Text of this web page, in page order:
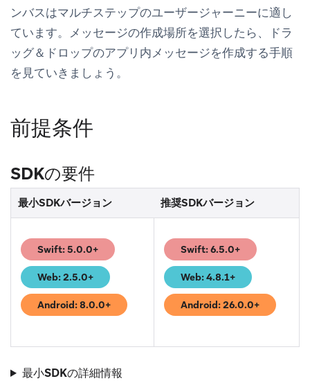
ンバスはマルチステップのユーザージャーニーに適し
ています。メッセージの作成場所を選択したら、ドラ
ッグ＆ドロップのアプリ内メッセージを作成する手順
を見ていきましょう。
前提条件
SDKの要件
最小SDKバージョン 推奨SDKバージョン
Swift: 5.0.0+
(opens in new tab)
Web: 2.5.0+
(opens in new tab)
Android: 8.0.0+
(opens in new tab)
Swift: 6.5.0+
(opens in new tab)
Web: 4.8.1+
(opens in new tab)
Android: 26.0.0+
(opens in new tab)
最小SDKの詳細情報